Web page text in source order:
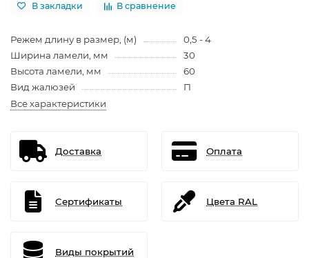
В закладки В сравнение
Режем длину в размер, (м)
0,5 - 4
Ширина ламели, мм
30
Высота ламели, мм
60
Вид жалюзей
П
Все характеристики
Доставка Оплата
Сертификаты Цвета RAL
Виды покрытий